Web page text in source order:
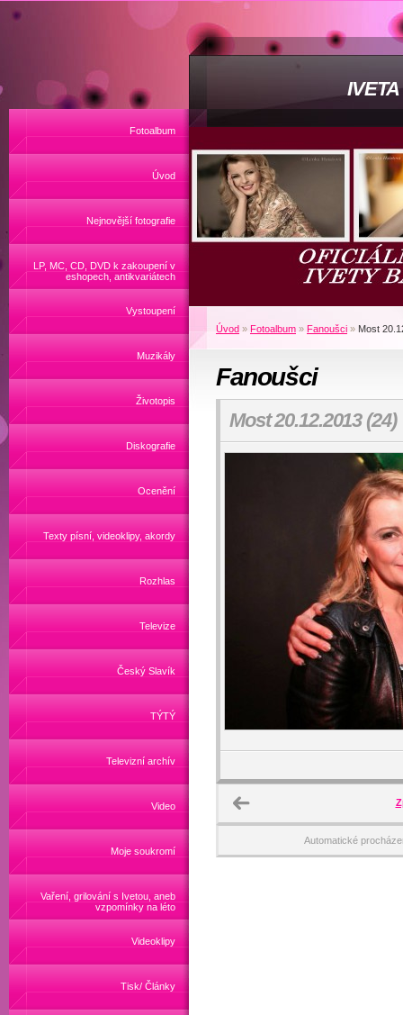
Fotoalbum
Úvod
Nejnovější fotografie
LP, MC, CD, DVD k zakoupení v
eshopech, antikvariátech
Vystoupení
Muzikály
Životopis
Diskografie
Ocenění
Texty písní, videoklipy, akordy
Rozhlas
Televize
Český Slavík
TÝTÝ
Televizní archív
Video
Moje soukromí
Vaření, grilování s Ivetou, aneb
vzpomínky na léto
Videoklipy
Tisk/ Články
Úvod » Fotoalbum » Fanoušci » Most
Fanoušci
Most 20.12.2013 (24)
Automatické